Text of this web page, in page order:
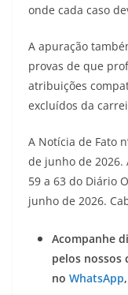
onde cada caso
A apuração
provas de que
atribuições
excluídos da
A Notícia de Fato
de junho de 2026.
59 a 63 do Diário
junho de 2026.
Acompanhe
pelos nossos
no WhatsApp,